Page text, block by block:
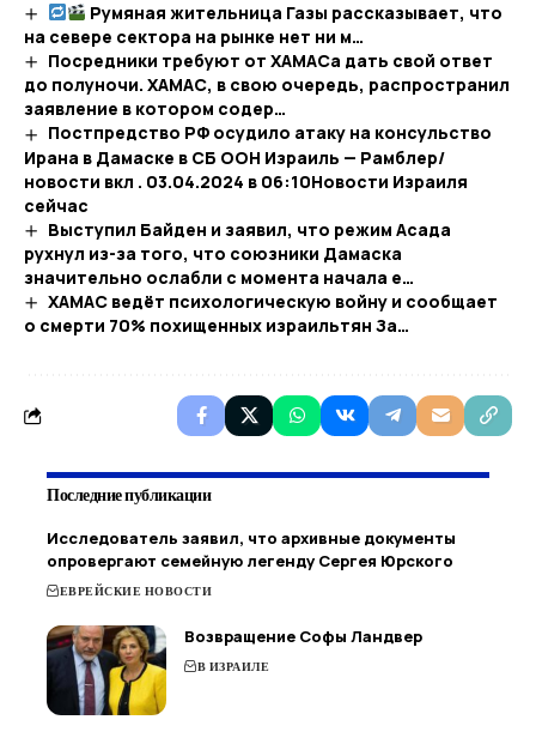
Румяная жительница Газы рассказывает, что
на севере сектора на рынке нет ни м…
Посредники требуют от ХАМАСа дать свой ответ
до полуночи. ХАМАС, в свою очередь, распространил
заявление в котором содер…
Постпредство РФ осудило атаку на консульство
Ирана в Дамаске в СБ ООН Израиль — Рамблер/
новости вкл . 03.04.2024 в 06:10​Новости Израиля
сейчас
Выступил Байден и заявил, что режим Асада
рухнул из-за того, что союзники Дамаска
значительно ослабли с момента начала е…
ХАМАС ведёт психологическую войну и сообщает
о смерти 70% похищенных израильтян За…
Последние публикации
Исследователь заявил, что архивные документы
опровергают семейную легенду Сергея Юрского
ЕВРЕЙСКИЕ НОВОСТИ
Возвращение Софы Ландвер
В ИЗРАИЛЕ